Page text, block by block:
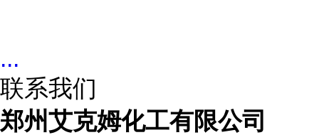
...
联系我们
郑州艾克姆化工有限公司